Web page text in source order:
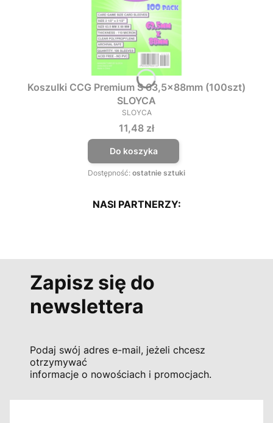
Koszulki CCG Premium S 63,5x88mm (100szt)
SLOYCA
PRODUCENT
SLOYCA
Cena
11,48 zł
Do koszyka
Dostępność: ostatnie sztuki
NASI PARTNERZY:
Zapisz się do
newslettera
Podaj swój adres e-mail, jeżeli chcesz
otrzymywać
informacje o nowościach i promocjach.